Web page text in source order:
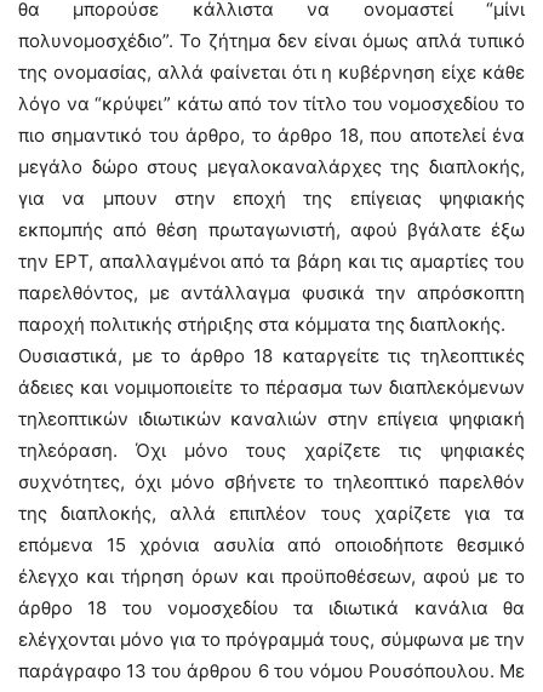
θα μπορούσε κάλλιστα να ονομαστεί “μίνι
πολυνομοσχέδιο”. Το ζήτημα δεν είναι όμως απλά τυπικό
της ονομασίας, αλλά φαίνεται ότι η κυβέρνηση είχε κάθε
λόγο να “κρύψει” κάτω από τον τίτλο του νομοσχεδίου το
πιο σημαντικό του άρθρο, το άρθρο 18, που αποτελεί ένα
μεγάλο δώρο στους μεγαλοκαναλάρχες της διαπλοκής,
για να μπουν στην εποχή της επίγειας ψηφιακής
εκπομπής από θέση πρωταγωνιστή, αφού βγάλατε έξω
την ΕΡΤ, απαλλαγμένοι από τα βάρη και τις αμαρτίες του
παρελθόντος, με αντάλλαγμα φυσικά την απρόσκοπτη
παροχή πολιτικής στήριξης στα κόμματα της διαπλοκής.
Ουσιαστικά, με το άρθρο 18 καταργείτε τις τηλεοπτικές
άδειες και νομιμοποιείτε το πέρασμα των διαπλεκόμενων
τηλεοπτικών ιδιωτικών καναλιών στην επίγεια ψηφιακή
τηλεόραση. Όχι μόνο τους χαρίζετε τις ψηφιακές
συχνότητες, όχι μόνο σβήνετε το τηλεοπτικό παρελθόν
της διαπλοκής, αλλά επιπλέον τους χαρίζετε για τα
επόμενα 15 χρόνια ασυλία από οποιοδήποτε θεσμικό
έλεγχο και τήρηση όρων και προϋποθέσεων, αφού με το
άρθρο 18 του νομοσχεδίου τα ιδιωτικά κανάλια θα
ελέγχονται μόνο για το πρόγραμμά τους, σύμφωνα με την
παράγραφο 13 του άρθρου 6 του νόμου Ρουσόπουλου. Με